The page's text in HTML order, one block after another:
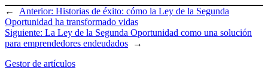
←
Anterior: Historias de éxito: cómo la Ley de la Segunda
Oportunidad ha transformado vidas
Siguiente: La Ley de la Segunda Oportunidad como una solución
para emprendedores endeudados
→
Gestor de artículos